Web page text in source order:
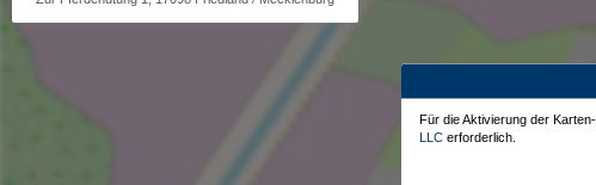
Für die Aktivierung der
LLC erforderlich.